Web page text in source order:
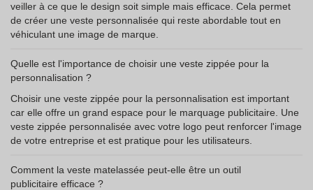
veiller à ce que le design soit simple mais efficace. Cela permet
de créer une veste personnalisée qui reste abordable tout en
véhiculant une image de marque.
Quelle est l'importance de choisir une veste zippée pour la
personnalisation ?
Choisir une veste zippée pour la personnalisation est important
car elle offre un grand espace pour le marquage publicitaire. Une
veste zippée personnalisée avec votre logo peut renforcer l'image
de votre entreprise et est pratique pour les utilisateurs.
Comment la veste matelassée peut-elle être un outil
publicitaire efficace ?